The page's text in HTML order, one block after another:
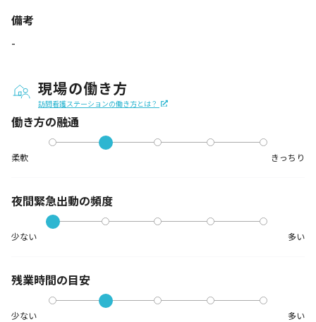
備考
-
現場の働き方
訪問看護ステーションの働き方とは？
働き方の融通
柔軟 きっちり
夜間緊急出動の頻度
少ない 多い
残業時間の目安
少ない 多い